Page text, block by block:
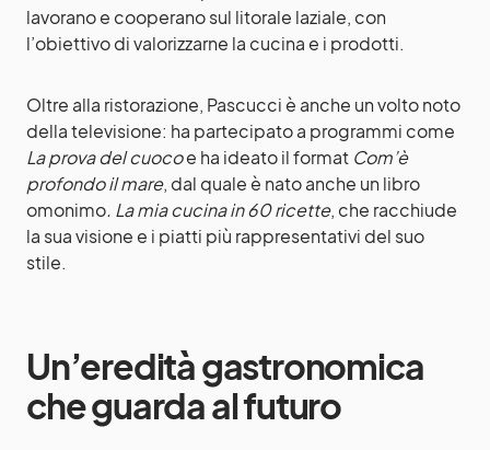
lavorano e cooperano sul litorale laziale, con
l’obiettivo di valorizzarne la cucina e i prodotti.
Oltre alla ristorazione, Pascucci è anche un volto noto
della televisione: ha partecipato a programmi come
La prova del cuocoe ha ideato il format Com’è
profondo il mare, dal quale è nato anche un libro
omonimo. La mia cucina in 60 ricette, che racchiude
la sua visione e i piatti più rappresentativi del suo
stile.
Un’eredità gastronomica
che guarda al futuro